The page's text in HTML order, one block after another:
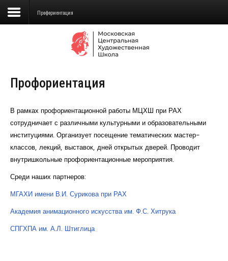
Сведения об образовательной
Школа
Детская Художественная школа
Поступающим
Образование
Доп. образование
Курсы повышения квалификации
Профориентация
Профориентация
В рамках профориентационной работы МЦХШ при РАХ
сотрудничает с различными культурными и образовательными
институциями. Организует посещение тематических мастер-
классов, лекций, выставок, дней открытых дверей. Проводит
внутришкольные профориентационные мероприятия.
Среди наших партнеров:
МГАХИ имени В.И. Сурикова при РАХ
Академия анимационного искусства им. Ф.С. Хитрука
СПГХПА им. А.Л. Штиглица